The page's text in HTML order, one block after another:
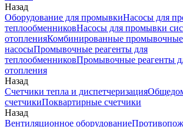
Назад
Оборудование для промывкиНасосы для
теплообменниковНасосы для промывки
отопленияКомбинированные промывочные
насосыПромывочные реагенты для
теплообменниковПромывочные реагенты
отопления
Назад
Счетчики тепла и диспетчеризация
счетчикиПоквартирные счетчики
Назад
Вентиляционное оборудование